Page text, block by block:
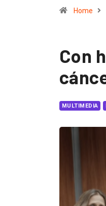
Home
Con
MULTIMEDIA